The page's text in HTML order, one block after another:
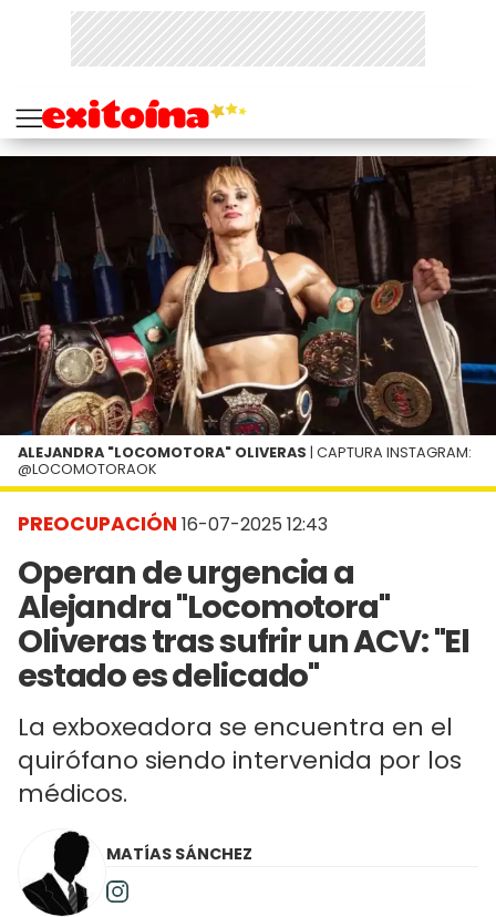
PREOCUPACIÓN 16-07-2025 12:43
Operan de urgencia a
Alejandra "Locomotora"
Oliveras tras sufrir un ACV: "El
estado es delicado"
La exboxeadora se encuentra en el
quirófano siendo intervenida por los
médicos.
ALEJANDRA "LOCOMOTORA" OLIVERAS | CAPTURA INSTAGRAM:
@LOCOMOTORAOK
MATÍAS SÁNCHEZ